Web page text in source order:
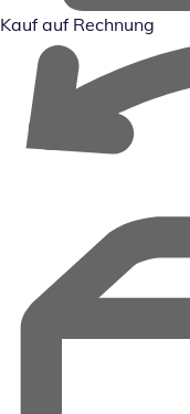
Kauf auf Rechnung